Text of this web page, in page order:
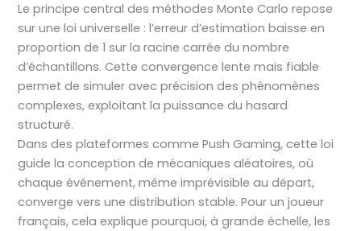
Le principe central des méthodes Monte Carlo repose
sur une loi universelle : l’erreur d’estimation baisse en
proportion de 1 sur la racine carrée du nombre
d’échantillons. Cette convergence lente mais fiable
permet de simuler avec précision des phénomènes
complexes, exploitant la puissance du hasard
structuré.
Dans des plateformes comme Push Gaming, cette loi
guide la conception de mécaniques aléatoires, où
chaque événement, même imprévisible au départ,
converge vers une distribution stable. Pour un joueur
français, cela explique pourquoi, à grande échelle, les